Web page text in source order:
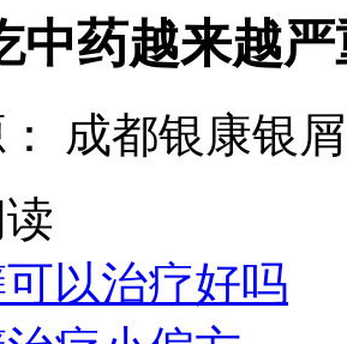
中药越来越
成都银康银
以治疗好吗